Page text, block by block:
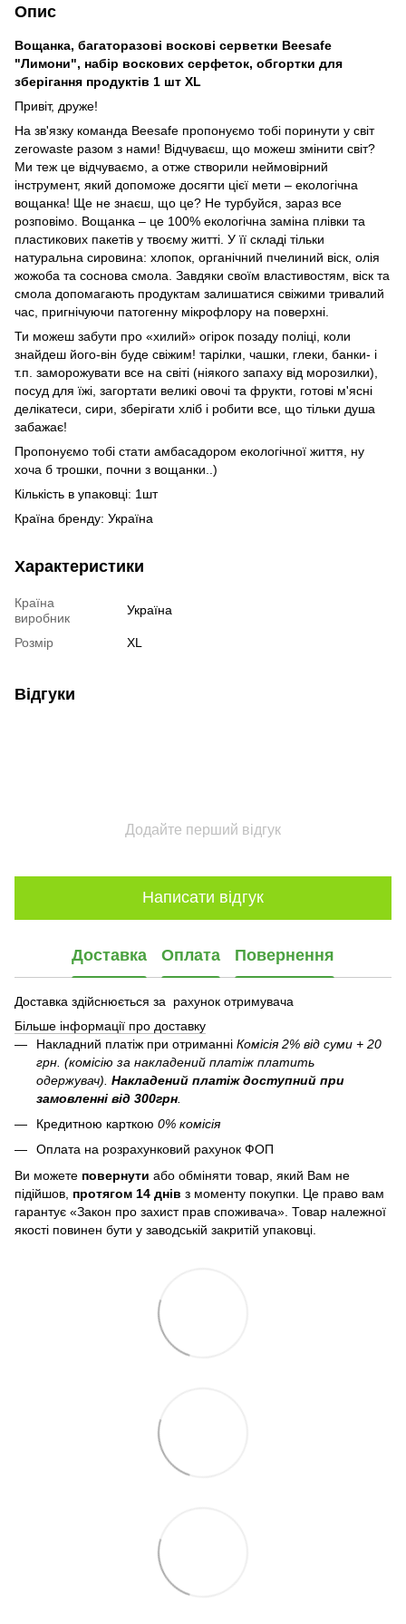
Опис
Вощанка, багаторазові воскові серветки Beesafe
"Лимони", набір воскових серфеток, обгортки для
зберігання продуктів 1 шт XL
Привіт, друже!
На зв'язку команда Beesafe пропонуємо тобі поринути у світ
zerowaste разом з нами! Відчуваєш, що можеш змінити світ?
Ми теж це відчуваємо, а отже створили неймовірний
інструмент, який допоможе досягти цієї мети – екологічна
вощанка! Ще не знаєш, що це? Не турбуйся, зараз все
розповімо. Вощанка – це 100% екологічна заміна плівки та
пластикових пакетів у твоєму житті. У її складі тільки
натуральна сировина: хлопок, органічний пчелиний віск, олія
жожоба та соснова смола. Завдяки своїм властивостям, віск та
смола допомагають продуктам залишатися свіжими тривалий
час, пригнічуючи патогенну мікрофлору на поверхні.
Ти можеш забути про «хилий» огірок позаду поліці, коли
знайдеш його-він буде свіжим! тарілки, чашки, глеки, банки- і
т.п. заморожувати все на світі (ніякого запаху від морозилки),
посуд для їжі, загортати великі овочі та фрукти, готові м'ясні
делікатеси, сири, зберігати хліб і робити все, що тільки душа
забажає!
Пропонуємо тобі стати амбасадором екологічної життя, ну
хоча б трошки, почни з вощанки..)
Кількість в упаковці: 1шт
Країна бренду: Україна
Характеристики
Країна
виробник
Україна
Розмір XL
Відгуки
Додайте перший відгук
Написати відгук
Доставка Оплата Повернення
Доставка здійснюється за рахунок отримувача
Більше інформації про доставку
Накладний платіж при отриманні Комісія 2% від суми + 20
грн. (комісію за накладений платіж платить
одержувач). Накладений платіж доступний при
замовленні від 300грн
Кредитною карткою 0% комісія
Оплата на розрахунковий рахунок ФОП
Ви можете повернути або обміняти товар, який Вам не
підійшов, протягом 14 днів з моменту покупки. Це право вам
гарантує «Закон про захист прав споживача». Товар належної
якості повинен бути у заводській закритій упаковці.